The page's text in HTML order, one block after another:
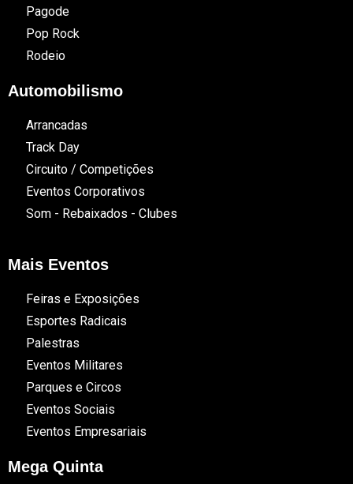
Pagode
Pop Rock
Rodeio
Automobilismo
Arrancadas
Track Day
Circuito / Competições
Eventos Corporativos
Som - Rebaixados - Clubes
Mais Eventos
Feiras e Exposições
Esportes Radicais
Palestras
Eventos Militares
Parques e Circos
Eventos Sociais
Eventos Empresariais
Mega Quinta